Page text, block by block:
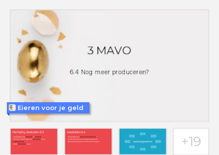
Eieren voor je geld